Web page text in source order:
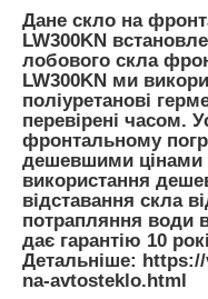
Дане скло на
LW300KN
лобового скла
LW300KN ми
поліуретанові
перевірені часом.
фронтальному
дешевшими цінами
використання
відставання скла
потрапляння води
дає гарантію 10
Детальніше:
na-avtosteklo.html